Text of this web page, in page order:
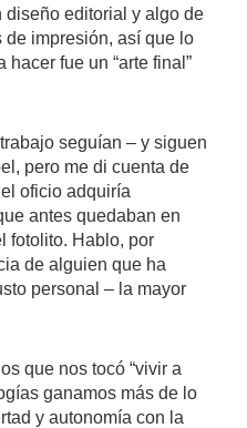
diseño editorial y algo de
impresión, así que lo
fue un “arte final”
seguían – y siguen
pero me di cuenta de
oficio adquiría
antes quedaban en
fotolito. Hablo, por
de alguien que ha
personal – la mayor
que nos tocó “vivir a
ganamos más de lo
y autonomía con la